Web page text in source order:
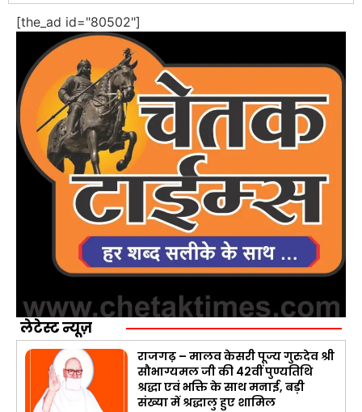
[the_ad id="80502"]
लेटेस्ट न्यूज़
राजगढ़ – मालव केसरी पूज्य गुरुदेव श्री
सौभाग्यमल जी की 42वीं पुण्यतिथि
श्रद्धा एवं भक्ति के साथ मनाई, बड़ी
संख्या में श्रद्धालु हुए शामिल